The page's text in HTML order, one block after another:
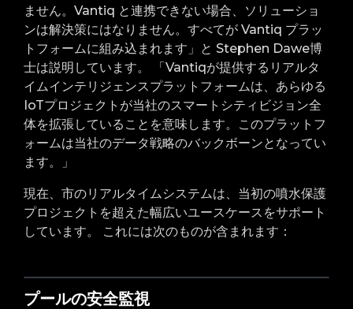
ません。Vantiq と連携できない場合、ソリューショ
ンは解決策にはなりません。すべてが Vantiq プラッ
トフォームに組み込まれます」と Stephen Dawe博
士は説明しています。 「Vantiqが提供するリアルタ
イムインテリジェンスプラットフォームは、あらゆる
IoTプロジェクトが当社のスマートシティビジョン全
体を拡張していることを意味します。このプラットフ
ォームは当社のデータ戦略のバックボーンとなってい
ます。」
現在、市のリアルタイムシステムは、当初の噴水保護
プロジェクトを超えた幅広いユースケースをサポート
しています。 これには次のものが含まれます：
プールの安全監視